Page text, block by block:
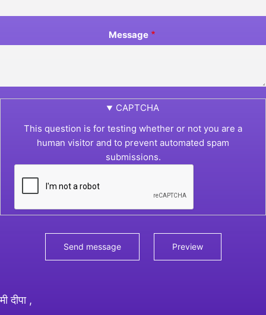
Message
CAPTCHA
This question is for testing whether or not you are a
human visitor and to prevent automated spam
submissions.
मी दीपा ,